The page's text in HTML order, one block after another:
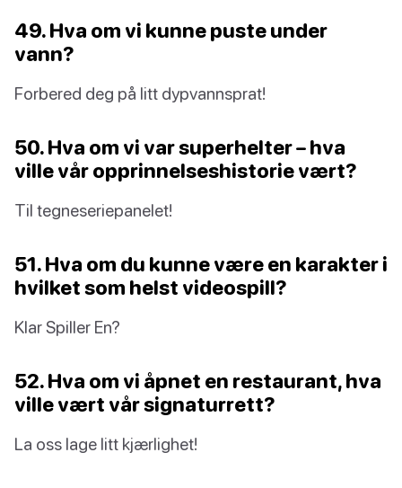
49. Hva om vi kunne puste under
vann?
Forbered deg på litt dypvannsprat!
50. Hva om vi var superhelter – hva
ville vår opprinnelseshistorie vært?
Til tegneseriepanelet!
51. Hva om du kunne være en karakter i
hvilket som helst videospill?
Klar Spiller En?
52. Hva om vi åpnet en restaurant, hva
ville vært vår signaturrett?
La oss lage litt kjærlighet!